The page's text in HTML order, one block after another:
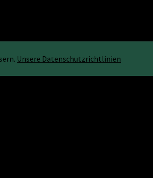
Unsere Datenschutzrichtlinien